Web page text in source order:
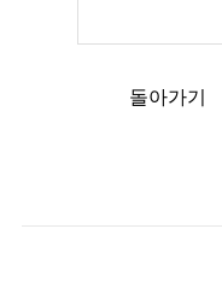
돌아가기